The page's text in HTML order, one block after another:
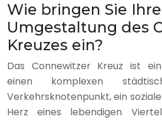
Wie bringen Sie
Umgestaltung des
Kreuzes ein?
Das Connewitzer Kreuz ist
einen komplexen
Verkehrsknotenpunkt, ein
Herz eines lebendigen